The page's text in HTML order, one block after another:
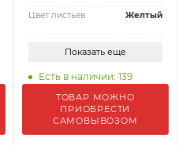
Цвет листьев Желтый
Показать еще
Есть в наличии: 139
ТОВАР МОЖНО
ПРИОБРЕСТИ
САМОВЫВОЗОМ